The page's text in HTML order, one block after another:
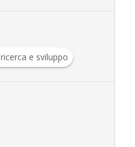
ricerca e sviluppo